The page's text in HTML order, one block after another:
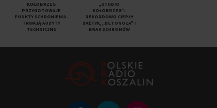
KOŁOBRZEG
PRZYGOTOWUJE
PUNKTY SCHRONIENIA.
TRWAJĄ AUDYTY
TECHNICZNE
„STUDIO
KOŁOBRZEG”:
REKORDOWO CIEPŁY
BAŁTYK, „BETONOZA” I
BRAK SCHRONÓW